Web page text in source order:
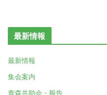
最新情報
最新情報
集会案内
青森共助会・報告